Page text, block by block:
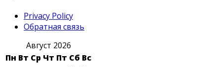
Privacy Policy
Обратная связь
Август 2026
Пн Вт Ср Чт Пт Сб Вс